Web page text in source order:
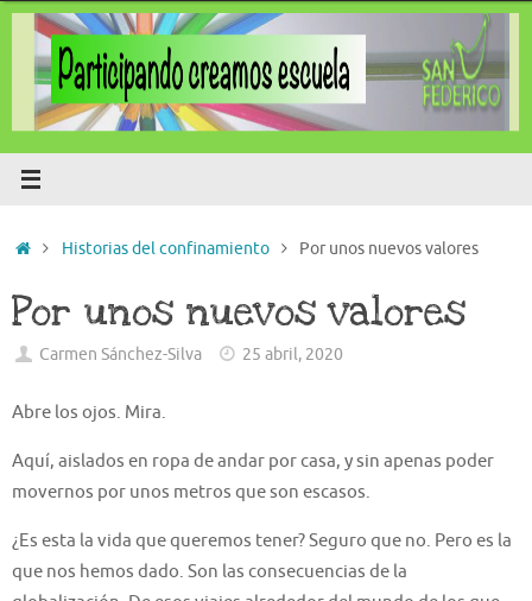
Saltar
contenido
InicioHistorias del confinamiento Por unos nuevos valores
Por unos nuevos valores
Carmen Sánchez-Silva 25 abril, 2020
Abre los ojos. Mira.
Aquí, aislados en ropa de andar por casa, y sin apenas poder
movernos por unos metros que son escasos.
¿Es esta la vida que queremos tener? Seguro que no. Pero es la
que nos hemos dado. Son las consecuencias de la